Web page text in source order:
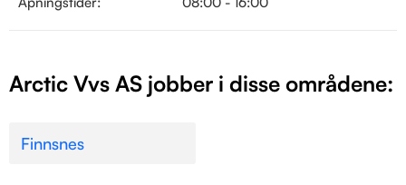
Arctic Vvs AS jobber i disse områdene:
Finnsnes